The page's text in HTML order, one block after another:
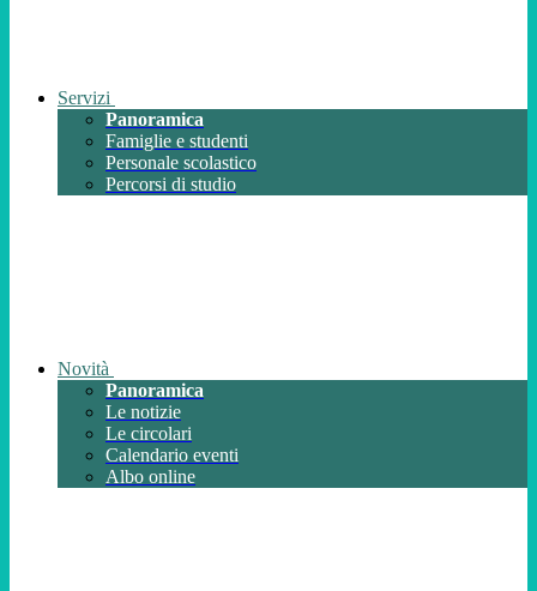
Servizi
Panoramica
Famiglie e studenti
Personale scolastico
Percorsi di studio
Novità
Panoramica
Le notizie
Le circolari
Calendario eventi
Albo online